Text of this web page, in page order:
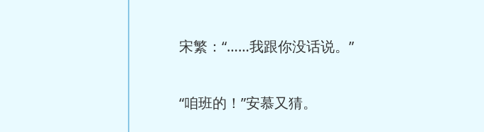
宋繁：“……我跟你没话说。”
“咱班的！”安慕又猜。